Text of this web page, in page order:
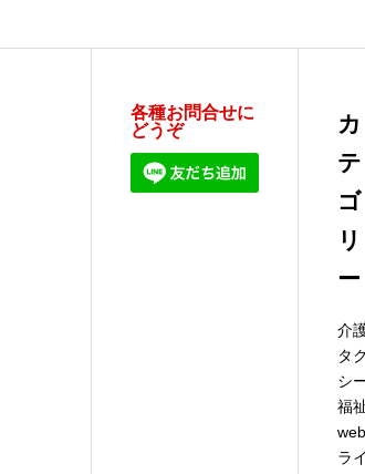
各種お問合せに
どうぞ
カ
テ
ゴ
リ
ー
介
タク
シ
福
web
ライ